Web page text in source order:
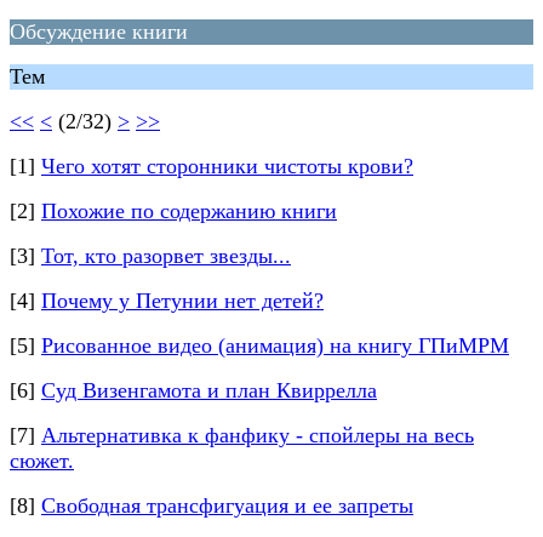
Обсуждение книги
Тем
<< < (2/32) > >>
[1] Чего хотят сторонники чистоты крови?
[2] Похожие по содержанию книги
[3] Тот, кто разорвет звезды...
[4] Почему у Петунии нет детей?
[5] Рисованное видео (анимация) на книгу ГПиМРМ
[6] Суд Визенгамота и план Квиррелла
[7] Альтернативка к фанфику - спойлеры на весь
сюжет.
[8] Свободная трансфигуация и ее запреты